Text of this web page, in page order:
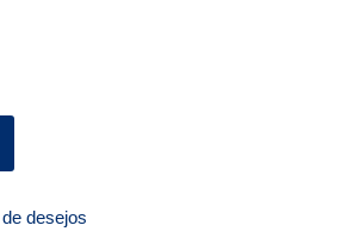
SPC21134 quantidade
desejos